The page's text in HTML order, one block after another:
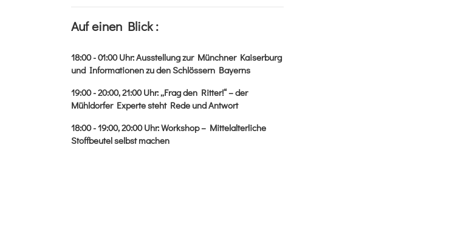
Auf einen Blick :
18:00 - 01:00Uhr:Ausstellung zur Münchner Kaiserburg
und Informationen zu den Schlössern Bayerns
19:00 - 20:00, 21:00Uhr:„Frag den Ritter!“ – der
Mühldorfer Experte steht Rede und Antwort
18:00 - 19:00, 20:00Uhr:Workshop – Mittelalterliche
Stoffbeutel selbst machen